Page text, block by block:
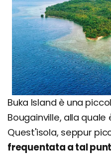
Buka Island è una
Bougainville, alla
Quest'isola, seppur
frequentata a tal